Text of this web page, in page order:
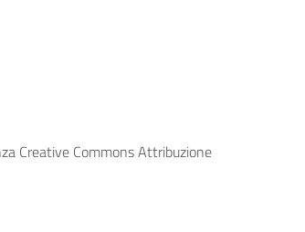
Creative Commons Attribuzione